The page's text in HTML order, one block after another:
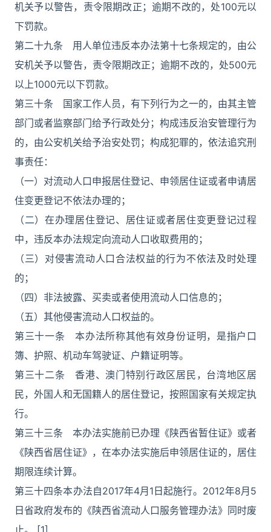
机关予以警告，责令限期改正；逾期不改的，处100元以
下罚款。
第二十九条 用人单位违反本办法第十七条规定的，由公
安机关予以警告，责令限期改正；逾期不改的，处500元
以上1000元以下罚款。
第三十条 国家工作人员，有下列行为之一的，由其主管
部门或者监察部门给予行政处分；构成违反治安管理行为
的，由公安机关给予治安处罚；构成犯罪的，依法追究刑
事责任：
（一）对流动人口申报居住登记、申领居住证或者申请居
住变更登记不依法办理的；
（二）在办理居住登记、居住证或者居住变更登记过程
中，违反本办法规定向流动人口收取费用的；
（三）对侵害流动人口合法权益的行为不依法及时处理
的；
（四）非法披露、买卖或者使用流动人口信息的；
（五）其他侵害流动人口权益的。
第三十一条 本办法所称其他有效身份证明，是指户口
簿、护照、机动车驾驶证、户籍证明等。
第三十二条 香港、澳门特别行政区居民，台湾地区居
民，外国人和无国籍人的居住登记，按照国家有关规定执
行。
第三十三条 本办法实施前已办理《陕西省暂住证》或者
《陕西省居住证》，在本办法实施后申领居住证的，居住
期限连续计算。
第三十四条本办法自2017年4月1日起施行。2012年8月5
日省政府发布的《陕西省流动人口服务管理办法》同时废
止。 [1]